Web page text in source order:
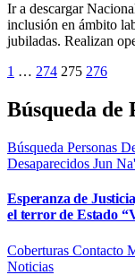
Ir a descargar Nacionales: Personas con discapacidad demandan
inclusión en ámbito
jubiladas. Realizan
Paginación
de
entradas
1 … 274 275 276
Búsqueda de
Búsqueda Personas
Desaparecidos Jun
Esperanza de
el terror de Estado
Coberturas Contacto
Noticias